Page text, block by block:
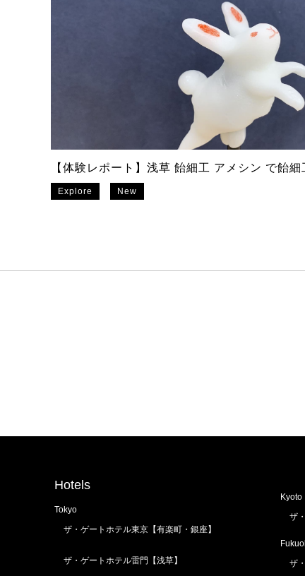
【体験レポート】浅草 飴細工 アメシン で飴細
Explore New
Hotels
Tokyo
ザ・ゲートホテル東京【有楽町・銀座】
ザ・ゲートホテル雷門【浅草】
Kyoto
ザ
ザ